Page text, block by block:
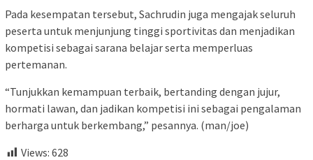
Pada kesempatan tersebut, Sachrudin juga mengajak seluruh
peserta untuk menjunjung tinggi sportivitas dan menjadikan
kompetisi sebagai sarana belajar serta memperluas
pertemanan.
“Tunjukkan kemampuan terbaik, bertanding dengan jujur,
hormati lawan, dan jadikan kompetisi ini sebagai pengalaman
berharga untuk berkembang,” pesannya. (man/joe)
Views: 628